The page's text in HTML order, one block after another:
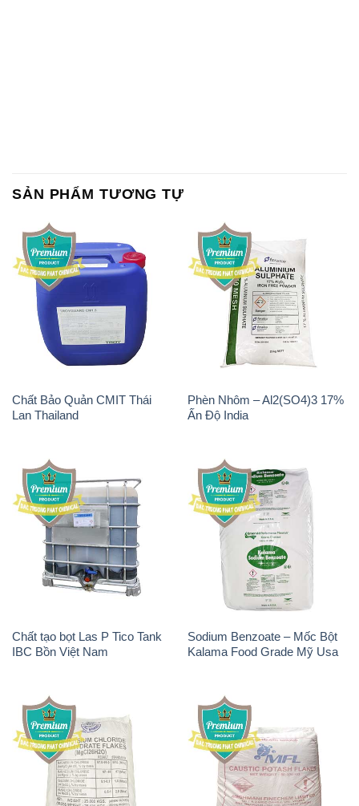
SẢN PHẨM TƯƠNG TỰ
Chất Bảo Quản CMIT Thái
Lan Thailand
Phèn Nhôm – Al2(SO4)3 17%
Ấn Độ India
Chất tạo bọt Las P Tico Tank
IBC Bồn Việt Nam
Sodium Benzoate – Mốc Bột
Kalama Food Grade Mỹ Usa